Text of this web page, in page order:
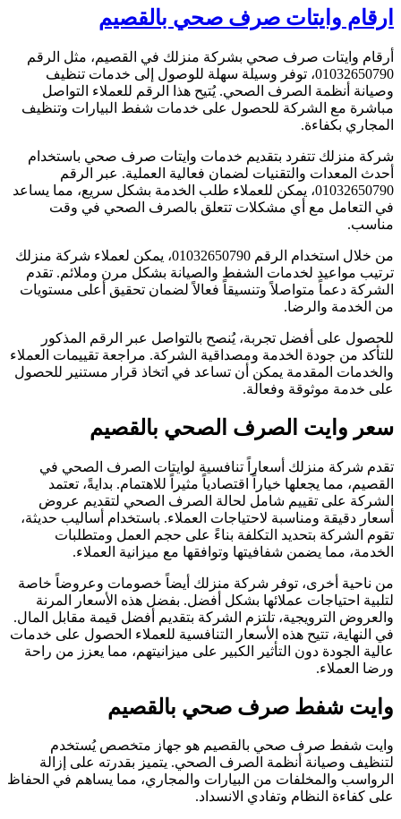
وايتات صرف صحي بالقصيم
وايتات صرف صحي بشركة منزلك في القصيم، مثل الرقم
01032650790، توفر وسيلة سهلة للوصول إلى خدمات تنظيف
أنظمة الصرف الصحي. يُتيح هذا الرقم للعملاء التواصل
مع الشركة للحصول على خدمات شفط البيارات وتنظيف
بكفاءة.
منزلك تتفرد بتقديم خدمات وايتات صرف صحي باستخدام
المعدات والتقنيات لضمان فعالية العملية. عبر الرقم
01032650790، يمكن للعملاء طلب الخدمة بشكل سريع، مما يساعد
التعامل مع أي مشكلات تتعلق بالصرف الصحي في وقت
من خلال استخدام الرقم 01032650790، يمكن لعملاء شركة منزلك
مواعيد لخدمات الشفط والصيانة بشكل مرن وملائم. تقدم
دعماً متواصلاً وتنسيقاً فعالاً لضمان تحقيق أعلى مستويات
الخدمة والرضا.
على أفضل تجربة، يُنصح بالتواصل عبر الرقم المذكور
من جودة الخدمة ومصداقية الشركة. مراجعة تقييمات العملاء
المقدمة يمكن أن تساعد في اتخاذ قرار مستنير للحصول
خدمة موثوقة وفعالة.
وايت الصرف الصحي بالقصيم
شركة منزلك أسعاراً تنافسية لوايتات الصرف الصحي في
مما يجعلها خياراً اقتصادياً مثيراً للاهتمام. بدايةً، تعتمد
على تقييم شامل لحالة الصرف الصحي لتقديم عروض
دقيقة ومناسبة لاحتياجات العملاء. باستخدام أساليب حديثة،
الشركة بتحديد التكلفة بناءً على حجم العمل ومتطلبات
مما يضمن شفافيتها وتوافقها مع ميزانية العملاء.
ناحية أخرى، توفر شركة منزلك أيضاً خصومات وعروضاً خاصة
احتياجات عملائها بشكل أفضل. بفضل هذه الأسعار المرنة
الترويجية، تلتزم الشركة بتقديم أفضل قيمة مقابل المال.
النهاية، تتيح هذه الأسعار التنافسية للعملاء الحصول على خدمات
الجودة دون التأثير الكبير على ميزانيتهم، مما يعزز من راحة
العملاء.
شفط صرف صحي بالقصيم
شفط صرف صحي بالقصيم هو جهاز متخصص يُستخدم
وصيانة أنظمة الصرف الصحي. يتميز بقدرته على إزالة
والمخلفات من البيارات والمجاري، مما يساهم في الحفاظ
كفاءة النظام وتفادي الانسداد.